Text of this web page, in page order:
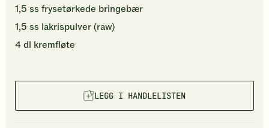
1,5 ss frysetørkede bringebær
1,5 ss lakrispulver (raw)
4dl kremfløte
LEGG I HANDLELISTEN